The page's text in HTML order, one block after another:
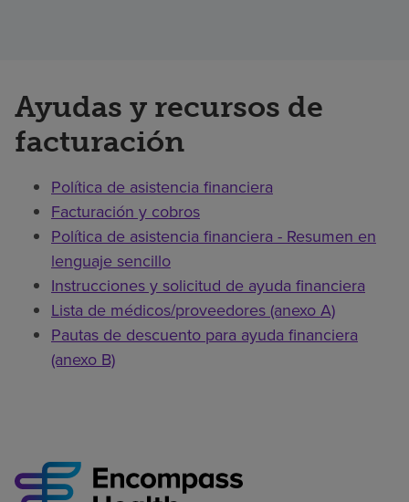
Ayudas y recursos de
facturación
Política de asistencia financiera
Facturación y cobros
Política de asistencia financiera - Resumen en
lenguaje sencillo
Instrucciones y solicitud de ayuda financiera
Lista de médicos/proveedores (anexo A)
Pautas de descuento para ayuda financiera
(anexo B)